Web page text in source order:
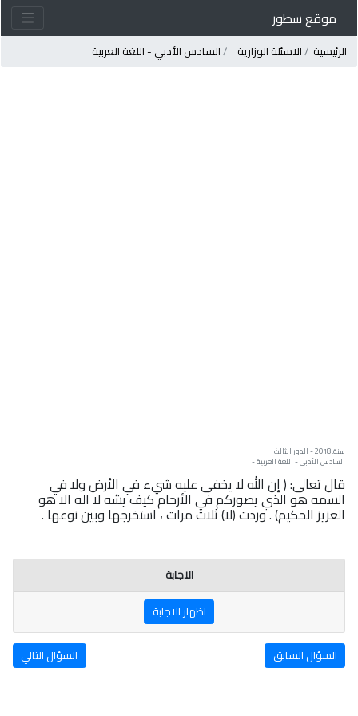
موقع سطور
الرئيسية الاسئلة الوزارية السادس الأدبي - اللغة العربية
سنة: 2018 - الدور الثالث
السادس الأدبي - اللغة العربية -
قال تعالى: ( إن الله لا يخفى عليه شيء في الأرض ولا في
السمه هو الذي يصوركم في الأرحام كيف يشه لا اله الا هو
العزيز الحكيم) . وردت (لا) ثلاث مرات ، استخرجها وبين نوعها .
الاجابة
اظهار الاجابة
السؤال السابق السؤال التالي